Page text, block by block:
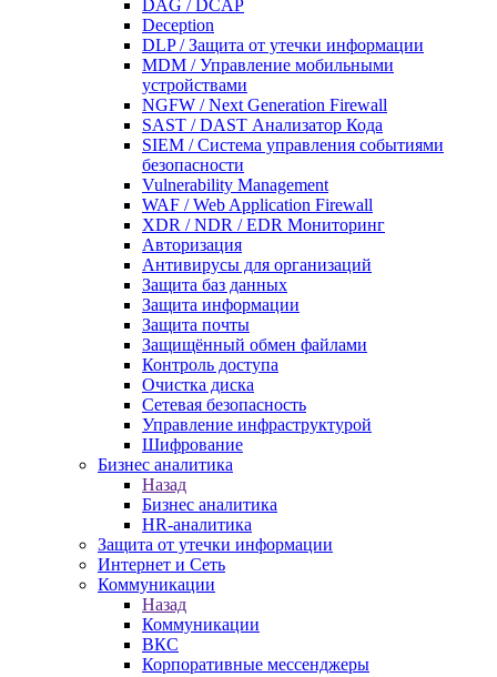
DAG / DCAP
Deception
DLP / Защита от утечки информации
MDM / Управление мобильными
устройствами
NGFW / Next Generation Firewall
SAST / DAST Анализатор Кода
SIEM / Система управления событиями
безопасности
Vulnerability Management
WAF / Web Application Firewall
XDR / NDR / EDR Мониторинг
Авторизация
Антивирусы для организаций
Защита баз данных
Защита информации
Защита почты
Защищённый обмен файлами
Контроль доступа
Очистка диска
Сетевая безопасность
Управление инфраструктурой
Шифрование
Бизнес аналитика
Назад
Бизнес аналитика
HR-аналитика
Защита от утечки информации
Интернет и Сеть
Коммуникации
Назад
Коммуникации
ВКС
Корпоративные мессенджеры